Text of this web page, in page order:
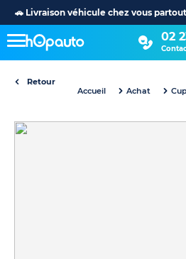
🚗 Livraison véhicule chez vous
02
Retour
Accueil
Achat